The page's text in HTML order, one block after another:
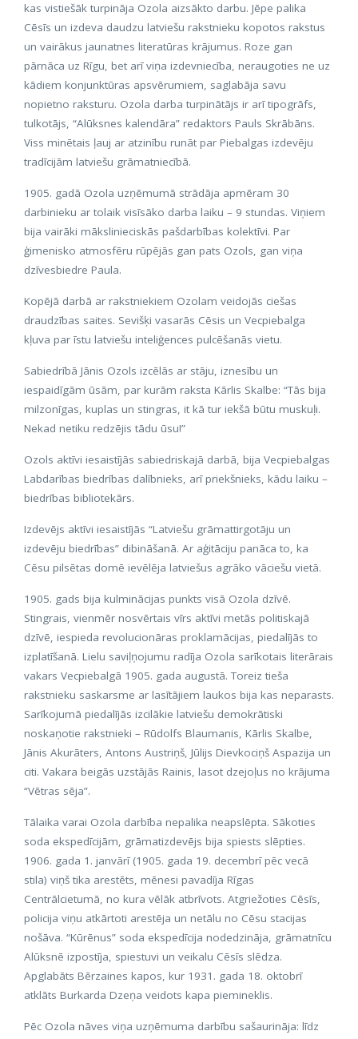
kas vistiešāk turpināja Ozola aizsākto darbu. Jēpe palika
Cēsīs un izdeva daudzu latviešu rakstnieku kopotos rakstus
un vairākus jaunatnes literatūras krājumus. Roze gan
pārnāca uz Rīgu, bet arī viņa izdevniecība, neraugoties ne uz
kādiem konjunktūras apsvērumiem, saglabāja savu
nopietno raksturu. Ozola darba turpinātājs ir arī tipogrāfs,
tulkotājs, “Alūksnes kalendāra” redaktors Pauls Skrābāns.
Viss minētais ļauj ar atzinību runāt par Piebalgas izdevēju
tradīcijām latviešu grāmatniecībā.
1905. gadā Ozola uzņēmumā strādāja apmēram 30
darbinieku ar tolaik visīsāko darba laiku – 9 stundas. Viņiem
bija vairāki mākslinieciskās pašdarbības kolektīvi. Par
ģimenisko atmosfēru rūpējās gan pats Ozols, gan viņa
dzīvesbiedre Paula.
Kopējā darbā ar rakstniekiem Ozolam veidojās ciešas
draudzības saites. Sevišķi vasarās Cēsis un Vecpiebalga
kļuva par īstu latviešu inteliģences pulcēšanās vietu.
Sabiedrībā Jānis Ozols izcēlās ar stāju, iznesību un
iespaidīgām ūsām, par kurām raksta Kārlis Skalbe: “Tās bija
milzonīgas, kuplas un stingras, it kā tur iekšā būtu muskuļi.
Nekad netiku redzējis tādu ūsu!”
Ozols aktīvi iesaistījās sabiedriskajā darbā, bija Vecpiebalgas
Labdarības biedrības dalībnieks, arī priekšnieks, kādu laiku –
biedrības bibliotekārs.
Izdevējs aktīvi iesaistījās “Latviešu grāmattirgotāju un
izdevēju biedrības” dibināšanā. Ar aģitāciju panāca to, ka
Cēsu pilsētas domē ievēlēja latviešus agrāko vāciešu vietā.
1905. gads bija kulminācijas punkts visā Ozola dzīvē.
Stingrais, vienmēr nosvērtais vīrs aktīvi metās politiskajā
dzīvē, iespieda revolucionāras proklamācijas, piedalījās to
izplatīšanā. Lielu saviļņojumu radīja Ozola sarīkotais literārais
vakars Vecpiebalgā 1905. gada augustā. Toreiz tieša
rakstnieku saskarsme ar lasītājiem laukos bija kas neparasts.
Sarīkojumā piedalījās izcilākie latviešu demokrātiski
noskaņotie rakstnieki – Rūdolfs Blaumanis, Kārlis Skalbe,
Jānis Akurāters, Antons Austriņš, Jūlijs Dievkociņš Aspazija un
citi. Vakara beigās uzstājās Rainis, lasot dzejoļus no krājuma
“Vētras sēja”.
Tālaika varai Ozola darbība nepalika neapslēpta. Sākoties
soda ekspedīcijām, grāmatizdevējs bija spiests slēpties.
1906. gada 1. janvārī (1905. gada 19. decembrī pēc vecā
stila) viņš tika arestēts, mēnesi pavadīja Rīgas
Centrālcietumā, no kura vēlāk atbrīvots. Atgriežoties Cēsīs,
policija viņu atkārtoti arestēja un netālu no Cēsu stacijas
nošāva. “Kūrēnus” soda ekspedīcija nodedzināja, grāmatnīcu
Alūksnē izpostīja, spiestuvi un veikalu Cēsīs slēdza.
Apglabāts Bērzaines kapos, kur 1931. gada 18. oktobrī
atklāts Burkarda Dzeņa veidots kapa piemineklis.
Pēc Ozola nāves viņa uzņēmuma darbību sašaurināja: līdz